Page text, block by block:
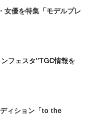
女優を特集「モデルプレ
フェスタ"TGC情報を
ィション「to the